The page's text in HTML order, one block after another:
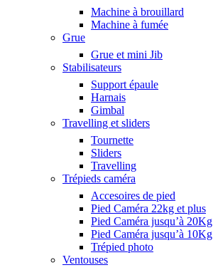
Machine à brouillard
Machine à fumée
Grue
Grue et mini Jib
Stabilisateurs
Support épaule
Harnais
Gimbal
Travelling et sliders
Tournette
Sliders
Travelling
Trépieds caméra
Accesoires de pied
Pied Caméra 22kg et plus
Pied Caméra jusqu’à 20Kg
Pied Caméra jusqu’à 10Kg
Trépied photo
Ventouses